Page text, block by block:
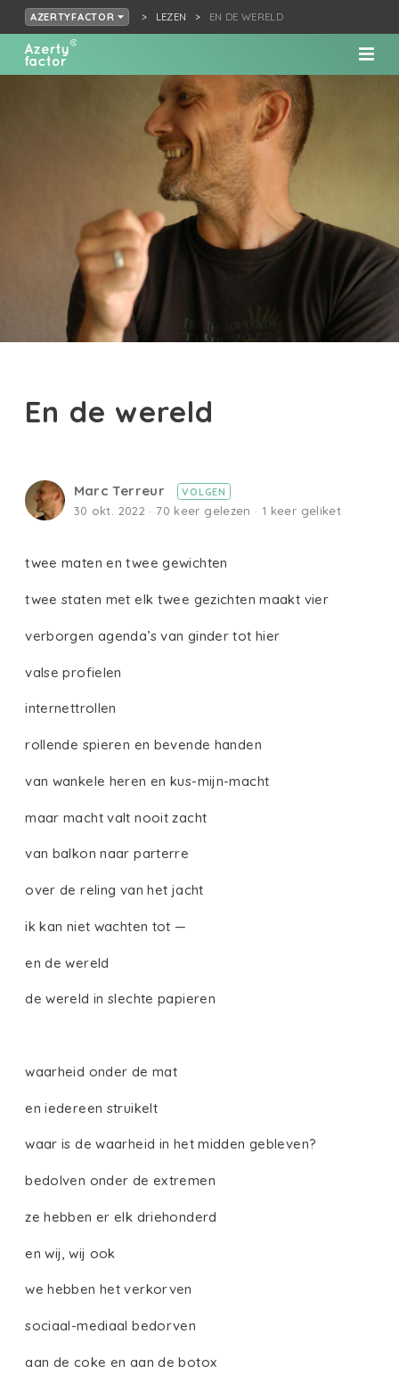
AZERTYFACTOR LEZEN EN DE WERELD
En de wereld
Marc Terreur VOLGEN
30 okt. 2022 · 70 keer gelezen · 1 keer geliket
twee maten en twee gewichten
twee staten met elk twee gezichten maakt vier
verborgen agenda’s van ginder tot hier
valse profielen
internettrollen
rollende spieren en bevende handen
van wankele heren en kus-mijn-macht
maar macht valt nooit zacht
van balkon naar parterre
over de reling van het jacht
ik kan niet wachten tot —
en de wereld
de wereld in slechte papieren
waarheid onder de mat
en iedereen struikelt
waar is de waarheid in het midden gebleven?
bedolven onder de extremen
ze hebben er elk driehonderd
en wij, wij ook
we hebben het verkorven
sociaal-mediaal bedorven
aan de coke en aan de botox